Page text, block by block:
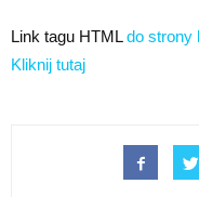
Link tagu HTMLdo strony
Kliknij tutaj